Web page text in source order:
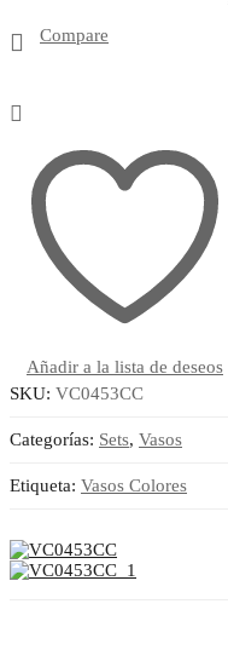
Compare
Añadir a la lista de deseos
SKU: VC0453CC
Categorías: Sets, Vasos
Etiqueta: Vasos Colores